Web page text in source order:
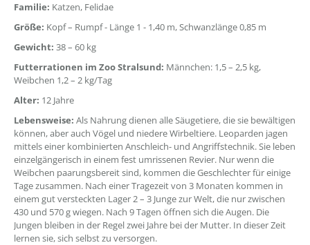
Familie: Katzen, Felidae
Größe: Kopf – Rumpf - Länge 1 - 1,40 m, Schwanzlänge 0,85 m
Gewicht: 38 – 60 kg
Futterrationen im Zoo Stralsund: Männchen: 1,5 – 2,5 kg,
Weibchen 1,2 – 2 kg/Tag
Alter: 12 Jahre
Lebensweise: Als Nahrung dienen alle Säugetiere, die sie bewältigen
können, aber auch Vögel und niedere Wirbeltiere. Leoparden jagen
mittels einer kombinierten Anschleich- und Angriffstechnik. Sie leben
einzelgängerisch in einem fest umrissenen Revier. Nur wenn die
Weibchen paarungsbereit sind, kommen die Geschlechter für einige
Tage zusammen. Nach einer Tragezeit von 3 Monaten kommen in
einem gut versteckten Lager 2 – 3 Junge zur Welt, die nur zwischen
430 und 570 g wiegen. Nach 9 Tagen öffnen sich die Augen. Die
Jungen bleiben in der Regel zwei Jahre bei der Mutter. In dieser Zeit
lernen sie, sich selbst zu versorgen.